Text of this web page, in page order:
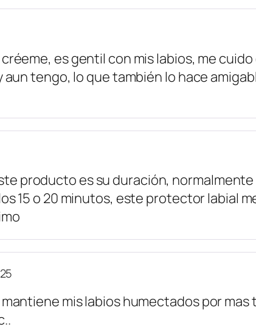
es gentil con mis labios, me
aun tengo, lo que también lo hace
producto es su duración,
15 o 20 minutos, este protector labial
mis labios humectados por